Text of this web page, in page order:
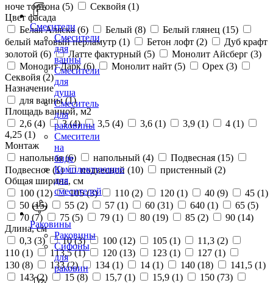
Смесители
Смесители
для
ванны
Смесители
для
душа
Смеситель
для
раковины
Смесители
на
биде
Комплектующие
для
смесителей
Раковины
Раковины
Сифоны
для
раковин
ноче тортона (5) Секвойя (1)
Цвет фасада
Белая Аляска (6) Белый (8) Белый глянец (15)
белый матовый перламутр (1) Бетон лофт (2)
Дуб крафт
золотой (6) Латте фактурный (5) Монолит Айсберг (3)
Монолит Дарк (6) Монолит найт (5) Орех (3)
Секвойя (2)
Назначение
для ванны (1)
Площадь ванной, м2
2,6 (4) 3 (4) 3,5 (4) 3,6 (1) 3,9 (1) 4 (1)
4,25 (1)
Монтаж
напольная (6) напольный (4) Подвесная (15)
Подвесное (1) подвесной (10) пристенный (2)
Общая ширина, см
100 (12) 105 (3) 110 (2) 120 (1) 40 (9) 45 (1)
50 (15) 55 (2) 57 (1) 60 (31) 640 (1) 65 (5)
70 (7) 75 (5) 79 (1) 80 (19) 85 (2) 90 (14)
Длина, см
0,3 (3) 10 (3) 100 (12) 105 (1) 11,3 (2)
110 (1) 113,5 (1) 120 (13) 123 (1) 127 (1)
130 (8) 133 (2) 134 (1) 14 (1) 140 (18) 141,5 (1)
143 (2) 15 (8) 15,7 (1) 15,9 (1) 150 (73)